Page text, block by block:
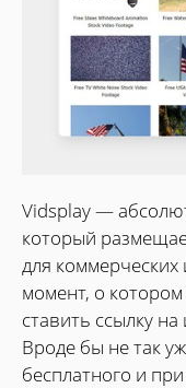
Vidsplay —
который
для
момент, о
ставить ссылку
Вроде бы не так
бесплатного и